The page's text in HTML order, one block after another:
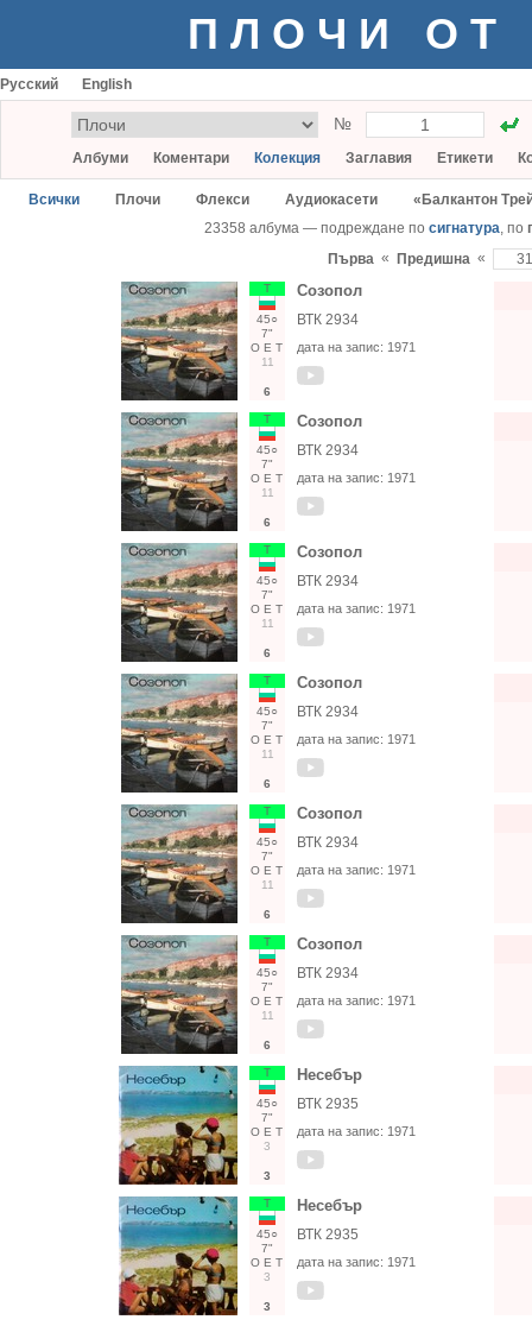
ПЛОЧИ ОТ
Русский English
№
Албуми Коментари Колекция Заглавия Етикети
Всички Плочи Флекси Аудиокасети
«Балкантон
23358 албума — подреждане по сигнатура, по
Първа « Предишна «
Т
45○
7"
О Е Т
11
6
Созопол
ВТК 2934
дата на запис: 1971
Т
45○
7"
О Е Т
11
6
Созопол
ВТК 2934
дата на запис: 1971
Т
45○
7"
О Е Т
11
6
Созопол
ВТК 2934
дата на запис: 1971
Т
45○
7"
О Е Т
11
6
Созопол
ВТК 2934
дата на запис: 1971
Т
45○
7"
О Е Т
11
6
Созопол
ВТК 2934
дата на запис: 1971
Т
45○
7"
О Е Т
11
6
Созопол
ВТК 2934
дата на запис: 1971
Т
45○
7"
О Е Т
3
3
Несебър
ВТК 2935
дата на запис: 1971
Т
45○
7"
О Е Т
3
3
Несебър
ВТК 2935
дата на запис: 1971